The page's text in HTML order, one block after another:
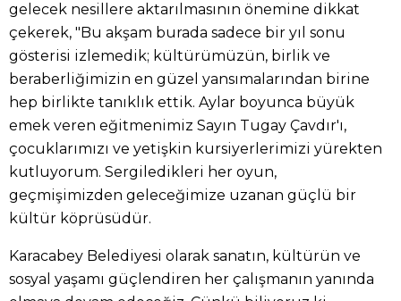
gelecek nesillere aktarılmasının önemine dikkat
çekerek, "Bu akşam burada sadece bir yıl sonu
gösterisi izlemedik; kültürümüzün, birlik ve
beraberliğimizin en güzel yansımalarından birine
hep birlikte tanıklık ettik. Aylar boyunca büyük
emek veren eğitmenimiz Sayın Tugay Çavdır'ı,
çocuklarımızı ve yetişkin kursiyerlerimizi yürekten
kutluyorum. Sergiledikleri her oyun,
geçmişimizden geleceğimize uzanan güçlü bir
kültür köprüsüdür.
Karacabey Belediyesi olarak sanatın, kültürün ve
sosyal yaşamı güçlendiren her çalışmanın yanında